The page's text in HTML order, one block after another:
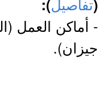
(
):
- أماكن العمل
جيزان).